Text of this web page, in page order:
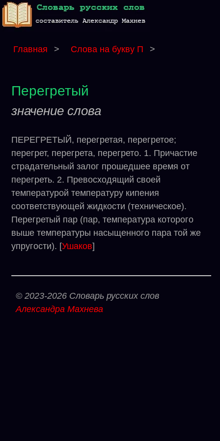
Главная > Слова на букву П >
Перегретый
значение слова
ПЕРЕГРЕТЫЙ, перегретая, перегретое;
перегрет, перегрета, перегрето. 1. Причастие
страдательный залог прошедшее время от
перегреть. 2. Превосходящий своей
температурой температуру кипения
соответствующей жидкости (техническое).
Перегретый пар (пар, температура которого
выше температуры насыщенного пара той же
упругости). [Ушаков]
© 2023-2026 Словарь русских слов
Александра Махнева